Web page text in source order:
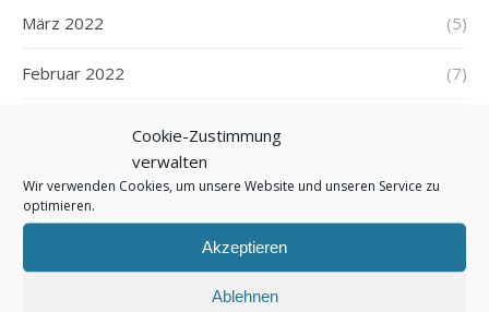
Cookie-Zustimmung
verwalten
Wir verwenden Cookies, um unsere Website und unseren Service zu
optimieren.
Akzeptieren
Ablehnen
März 2022 (5)
Februar 2022 (7)
Dezember 2021
November 2021 (7)
Oktober 2021 (6)